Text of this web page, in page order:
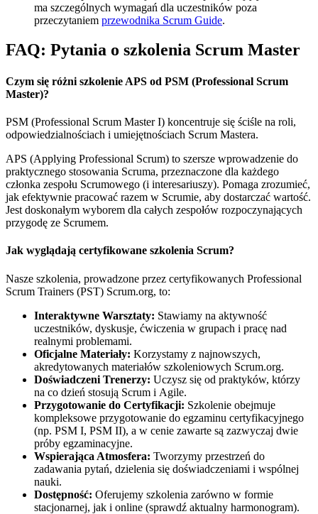
ma szczególnych wymagań dla uczestników poza
przeczytaniem przewodnika Scrum Guide.
FAQ: Pytania o szkolenia Scrum Master
Czym się różni szkolenie APS od PSM (Professional Scrum
Master)?
PSM (Professional Scrum Master I) koncentruje się ściśle na roli,
odpowiedzialnościach i umiejętnościach Scrum Mastera.
APS (Applying Professional Scrum) to szersze wprowadzenie do
praktycznego stosowania Scruma, przeznaczone dla każdego
członka zespołu Scrumowego (i interesariuszy). Pomaga zrozumieć,
jak efektywnie pracować razem w Scrumie, aby dostarczać wartość.
Jest doskonałym wyborem dla całych zespołów rozpoczynających
przygodę ze Scrumem.
Jak wyglądają certyfikowane szkolenia Scrum?
Nasze szkolenia, prowadzone przez certyfikowanych Professional
Scrum Trainers (PST) Scrum.org, to:
Interaktywne Warsztaty: Stawiamy na aktywność
uczestników, dyskusje, ćwiczenia w grupach i pracę nad
realnymi problemami.
Oficjalne Materiały: Korzystamy z najnowszych,
akredytowanych materiałów szkoleniowych Scrum.org.
Doświadczeni Trenerzy: Uczysz się od praktyków, którzy
na co dzień stosują Scrum i Agile.
Przygotowanie do Certyfikacji: Szkolenie obejmuje
kompleksowe przygotowanie do egzaminu certyfikacyjnego
(np. PSM I, PSM II), a w cenie zawarte są zazwyczaj dwie
próby egzaminacyjne.
Wspierająca Atmosfera: Tworzymy przestrzeń do
zadawania pytań, dzielenia się doświadczeniami i wspólnej
nauki.
Dostępność: Oferujemy szkolenia zarówno w formie
stacjonarnej, jak i online (sprawdź aktualny harmonogram).